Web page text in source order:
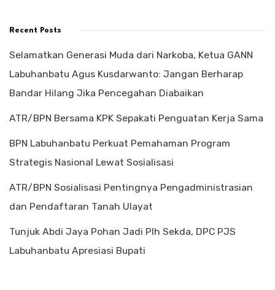
Recent Posts
Selamatkan Generasi Muda dari Narkoba, Ketua GANN
Labuhanbatu Agus Kusdarwanto: Jangan Berharap
Bandar Hilang Jika Pencegahan Diabaikan
ATR/BPN Bersama KPK Sepakati Penguatan Kerja Sama
BPN Labuhanbatu Perkuat Pemahaman Program
Strategis Nasional Lewat Sosialisasi
ATR/BPN Sosialisasi Pentingnya Pengadministrasian
dan Pendaftaran Tanah Ulayat
Tunjuk Abdi Jaya Pohan Jadi Plh Sekda, DPC PJS
Labuhanbatu Apresiasi Bupati